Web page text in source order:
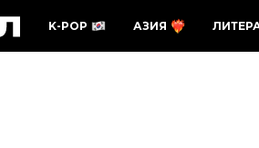
K-POP АЗИЯ